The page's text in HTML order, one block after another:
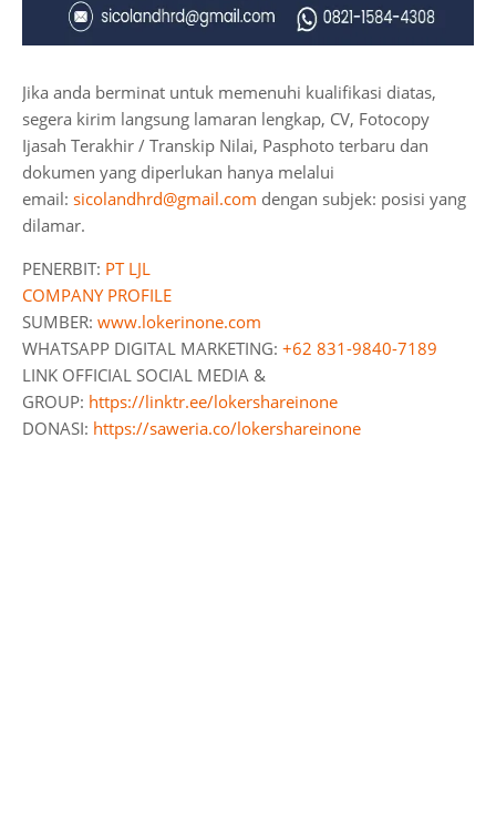
Jika anda berminat untuk memenuhi kualifikasi diatas,
segera kirim langsung lamaran lengkap, CV, Fotocopy
Ijasah Terakhir / Transkip Nilai, Pasphoto terbaru dan
dokumen yang diperlukan hanya melalui
email: sicolandhrd@gmail.com dengan subjek: posisi yang
dilamar.
PENERBIT: PT LJL
COMPANY PROFILE
SUMBER: www.lokerinone.com
WHATSAPP DIGITAL MARKETING: +62 831-9840-7189
LINK OFFICIAL SOCIAL MEDIA &
GROUP: https://linktr.ee/lokershareinone
DONASI: https://saweria.co/lokershareinone